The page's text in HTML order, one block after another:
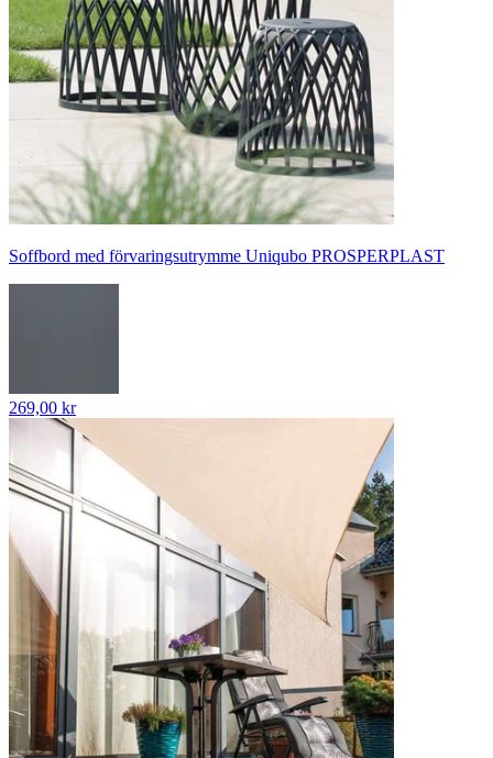
Soffbord med förvaringsutrymme Uniqubo PROSPERPLAST
269,00 kr